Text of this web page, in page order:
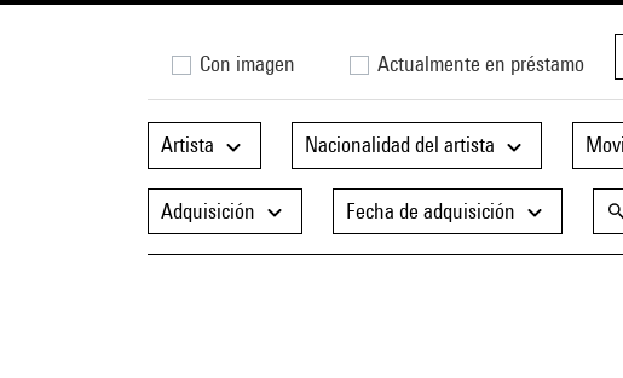
Con imagen Actualmente en préstamo
Artista Nacionalidad del artista
Adquisición Fecha de adquisición